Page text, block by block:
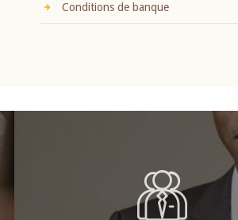
Conditions de banque